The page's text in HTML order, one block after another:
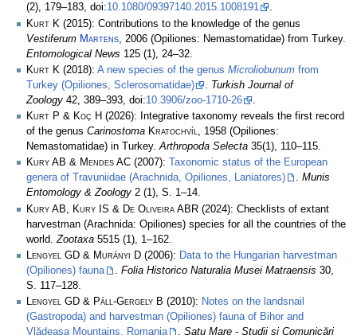
(2), 179–183, doi:10.1080/09397140.2015.1008191
.
Kurt K (2015): Contributions to the knowledge of the genus
Vestiferum Martens , 2006 (Opiliones: Nemastomatidae) from Turkey.
Entomological News 125 (1), 24–32.
Kurt K (2018): A new species of the genus Microliobunum from
Turkey (Opiliones, Sclerosomatidae)
. Turkish Journal of
Zoology 42, 389–393, doi:10.3906/zoo-1710-26
.
Kurt P & Koç H (2026): Integrative taxonomy reveals the first record
of the genus Carinostoma Kratochvíl, 1958 (Opiliones:
Nemastomatidae) in Turkey.Arthropoda Selecta 35(1), 110–115.
Kury AB & Mendes AC (2007):
Taxonomic status of the European
genera of Travuniidae (Arachnida, Opiliones, Laniatores)
. Munis
Entomology & Zoology 2 (1), S. 1–14.
Kury AB, Kury IS & De Oliveira ABR (2024): Checklists of extant
harvestman (Arachnida: Opiliones) species for all the countries of the
world. Zootaxa 5515 (1), 1–162.
Lengyel GD & Murányi D (2006): Data to the Hungarian harvestman
(Opiliones) fauna
. Folia Historico Naturalia Musei Matraensis 30,
S. 117–128.
Lengyel GD & Páll-Gergely B (2010): Notes on the landsnail
(Gastropoda) and harvestman (Opiliones) fauna of Bihor and
Vlădeasa Mountains, Romania
. Satu Mare - Studii şi Comunicări